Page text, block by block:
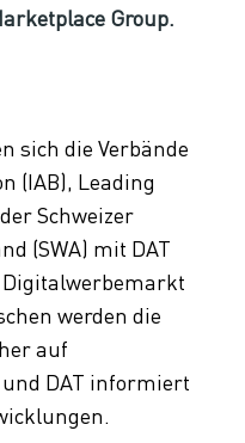
Group.
sich die Verbände
(IAB), Leading
Schweizer
(SWA) mit DAT
Digitalwerbemarkt
werden die
auf
DAT informiert